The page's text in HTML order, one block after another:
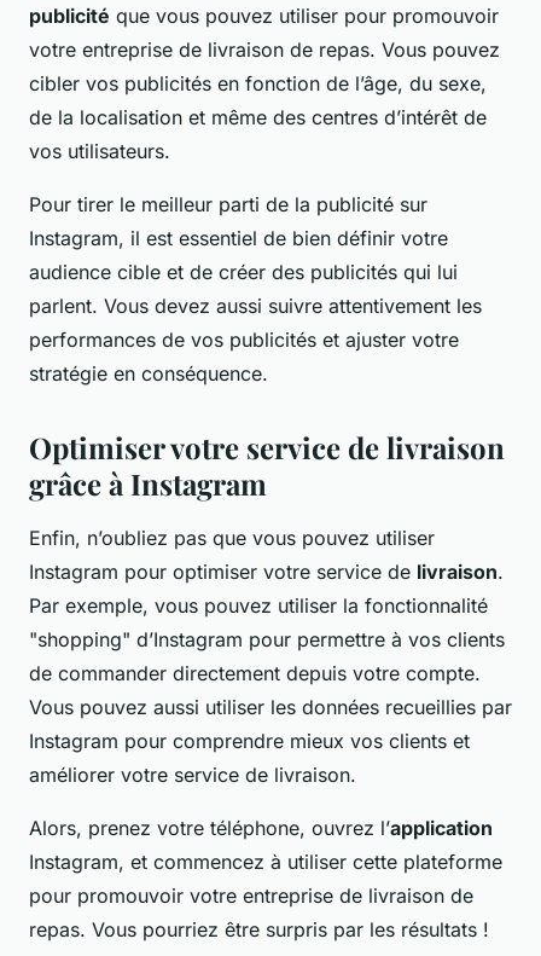
publicité que vous pouvez utiliser pour promouvoir
votre entreprise de livraison de repas. Vous pouvez
cibler vos publicités en fonction de l’âge, du sexe,
de la localisation et même des centres d’intérêt de
vos utilisateurs.
Pour tirer le meilleur parti de la publicité sur
Instagram, il est essentiel de bien définir votre
audience cible et de créer des publicités qui lui
parlent. Vous devez aussi suivre attentivement les
performances de vos publicités et ajuster votre
stratégie en conséquence.
Optimiser votre service de livraison
grâce à Instagram
Enfin, n’oubliez pas que vous pouvez utiliser
Instagram pour optimiser votre service de livraison.
Par exemple, vous pouvez utiliser la fonctionnalité
"shopping" d’Instagram pour permettre à vos clients
de commander directement depuis votre compte.
Vous pouvez aussi utiliser les données recueillies par
Instagram pour comprendre mieux vos clients et
améliorer votre service de livraison.
Alors, prenez votre téléphone, ouvrez l’application
Instagram, et commencez à utiliser cette plateforme
pour promouvoir votre entreprise de livraison de
repas. Vous pourriez être surpris par les résultats !